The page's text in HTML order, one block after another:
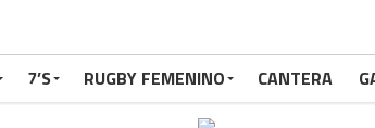
7’S RUGBY FEMENINO CANTERA